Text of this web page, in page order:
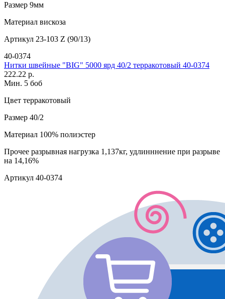
Размер 9мм
Материал вискоза
Артикул 23-103 Z (90/13)
40-0374
Нитки швейные "BIG" 5000 ярд 40/2 терракотовый 40-0374
222.22 р.
Мин. 5 боб
Цвет терракотовый
Размер 40/2
Материал 100% полиэстер
Прочее разрывная нагрузка 1,137кг, удлинннение при разрыве
на 14,16%
Артикул 40-0374